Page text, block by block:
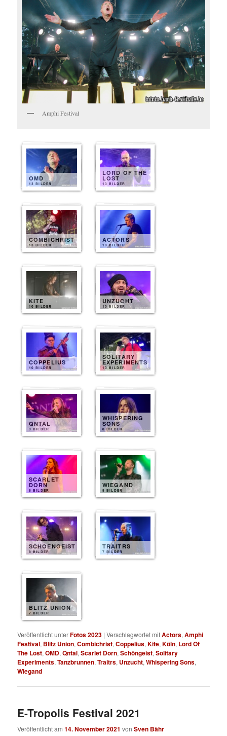
Amphi Festival
OMD
13 BILDER
LORD OF THE
LOST
13 BILDER
COMBICHRIST
13 BILDER
ACTORS
10 BILDER
KITE
10 BILDER
UNZUCHT
10 BILDER
COPPELIUS
10 BILDER
SOLITARY
EXPERIMENTS
10 BILDER
QNTAL
9 BILDER
WHISPERING
SONS
8 BILDER
SCARLET
DORN
8 BILDER
WIEGAND
8 BILDER
SCHOENGEIST
8 BILDER
TRAITRS
7 BILDER
BLITZ UNION
7 BILDER
Veröffentlicht unterFotos 2023 |Verschlagwortet mitActors,Amphi
Festival, Blitz Union,Combichrist,Coppelius,Kite,Köln, Lord Of
The Lost,OMD,Qntal,Scarlet Dorn,Schöngeist,Solitary
Experiments,Tanzbrunnen,Traitrs, Unzucht,Whispering Sons,
Wiegand
E-Tropolis Festival 2021
Veröffentlicht am14. November 2021 vonSven Bähr